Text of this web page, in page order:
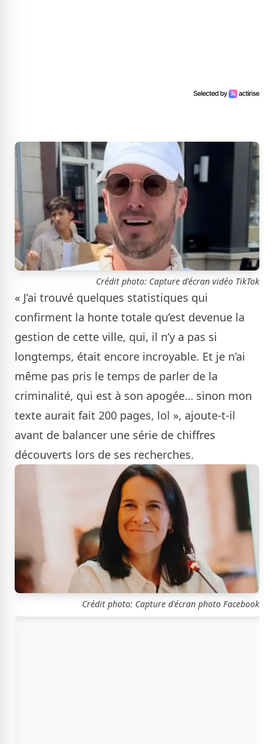
Crédit photo: Capture d'écran vidéo TikTok
« J’ai trouvé quelques statistiques qui
confirment la honte totale qu’est devenue la
gestion de cette ville, qui, il n’y a pas si
longtemps, était encore incroyable. Et je n’ai
même pas pris le temps de parler de la
criminalité, qui est à son apogée… sinon mon
texte aurait fait 200 pages, lol », ajoute-t-il
avant de balancer une série de chiffres
découverts lors de ses recherches.
Crédit photo: Capture d'écran photo Facebook